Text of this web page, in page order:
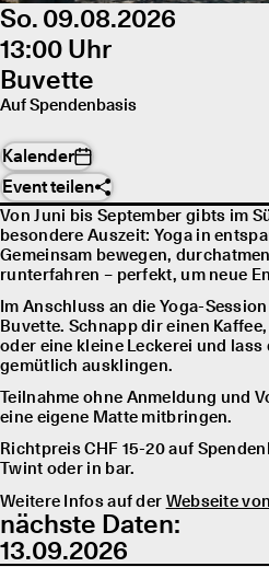
So. 09.08.2026
13:00 Uhr
Buvette
Auf Spendenbasis
Kalender
Event teilen
Von Juni bis September gibts im
besondere Auszeit: Yoga in
Gemeinsam bewegen,
runterfahren – perfekt, um neue
Im Anschluss an die Yoga-
Buvette. Schnapp dir einen
oder eine kleine Leckerei und
gemütlich ausklingen.
Teilnahme ohne Anmeldung und
eine eigene Matte mitbringen.
Richtpreis CHF 15-20 auf
Twint oder in bar.
Weitere Infos auf der Webseite
nächste Daten:
13.09.2026